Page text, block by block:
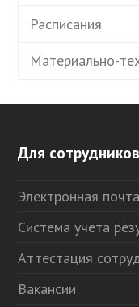
Расписания
Материально-
Для сотрудников
Электронная
Система учета
Аттестация
Вакансии